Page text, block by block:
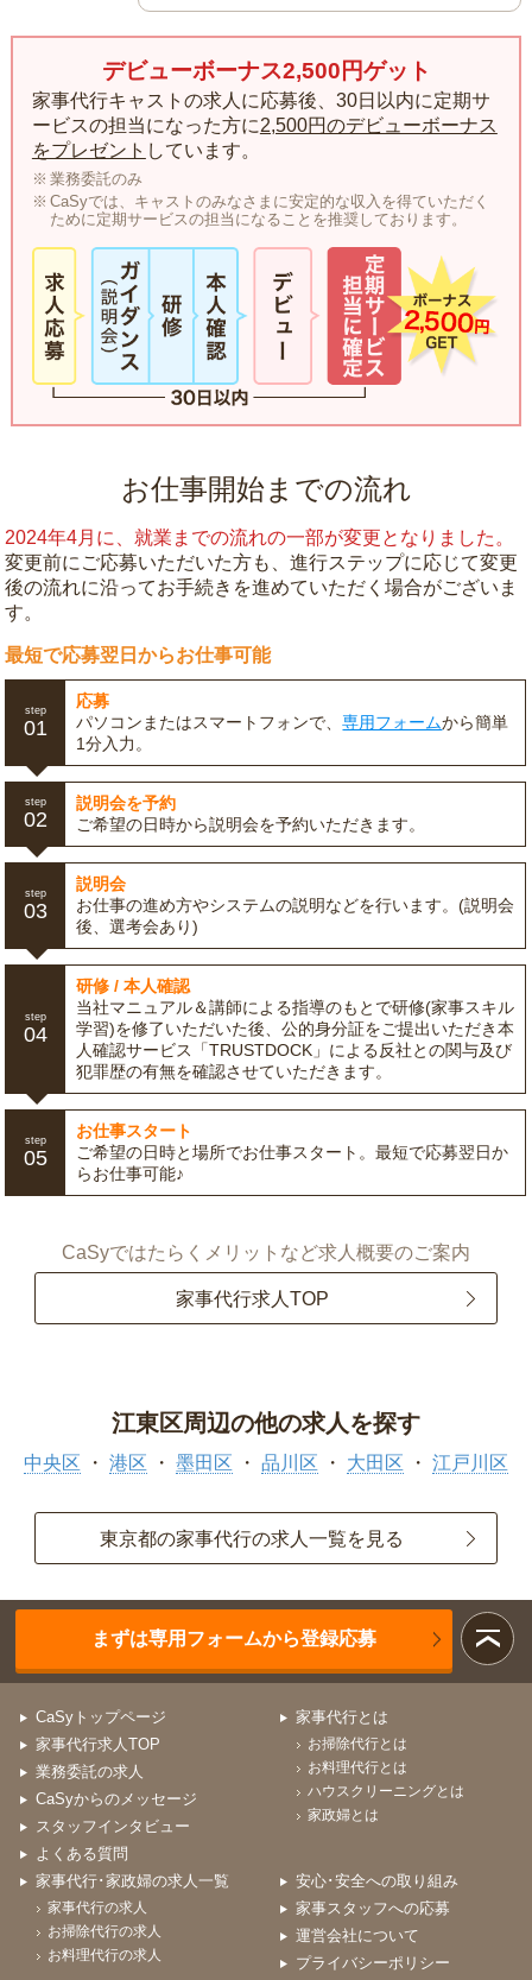
デビューボーナス2,500円ゲット
家事代行キャストの求人に応募後、30日以内に定期サ
ービスの担当になった方に2,500円のデビューボーナス
をプレゼント しています。
業務委託のみ
CaSyでは、キャストのみなさまに安定的な収入を得ていただく
ために定期サービスの担当になることを推奨しております。
お仕事開始までの流れ
2024年4月に、就業までの流れの一部が変更となりました。
変更前にご応募いただいた方も、進行ステップに応じて変更
後の流れに沿ってお手続きを進めていただく場合がございま
す。
最短で応募翌日からお仕事可能
step
01
応募
パソコンまたはスマートフォンで、専用フォームから簡単
1分入力。
step
02
説明会を予約
ご希望の日時から説明会を予約いただきます。
step
03
説明会
お仕事の進め方やシステムの説明などを行います。(説明会
後、選考会あり)
step
04
研修 / 本人確認
当社マニュアル＆講師による指導のもとで研修(家事スキル
学習)を修了いただいた後、公的身分証をご提出いただき本
人確認サービス「TRUSTDOCK」による反社との関与及び
犯罪歴の有無を確認させていただきます。
step
05
お仕事スタート
ご希望の日時と場所でお仕事スタート。最短で応募翌日か
らお仕事可能♪
CaSyではたらくメリットなど求人概要のご案内
家事代行求人TOP
江東区周辺の他の求人を探す
中央区 港区 墨田区 品川区 大田区 江戸川区
東京都の家事代行の求人一覧を見る
まずは専用フォームから登録応募
CaSyトップページ
家事代行求人TOP
業務委託の求人
CaSyからのメッセージ
スタッフインタビュー
よくある質問
家事代行とは
お掃除代行とは
お料理代行とは
ハウスクリーニングとは
家政婦とは
家事代行･家政婦の求人一覧
家事代行の求人
お掃除代行の求人
お料理代行の求人
安心･安全への取り組み
家事スタッフへの応募
運営会社について
プライバシーポリシー